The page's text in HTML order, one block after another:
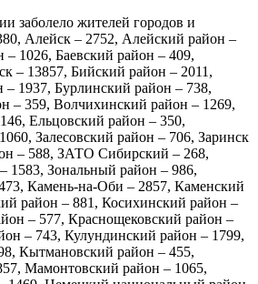
заболело жителей городов и
Алейск – 2752, Алейский район –
– 1026, Баевский район – 409,
– 13857, Бийский район – 2011,
– 1937, Бурлинский район – 738,
– 359, Волчихинский район – 1269,
Ельцовский район – 350,
Залесовский район – 706, Заринск
– 588, ЗАТО Сибирский – 268,
1583, Зональный район – 986,
Камень-на-Оби – 2857, Каменский
район – 881, Косихинский район –
– 577, Краснощековский район –
– 743, Кулундинский район – 1799,
Кытмановский район – 455,
Мамонтовский район – 1065,